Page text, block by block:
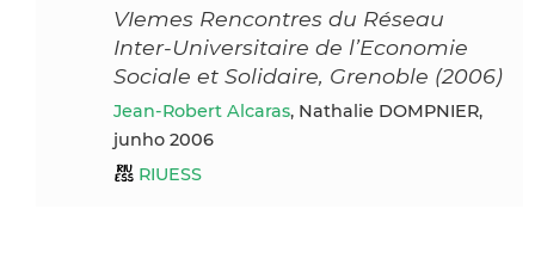
VIemes Rencontres du Réseau
Inter-Universitaire de l’Economie
Sociale et Solidaire, Grenoble (2006)
Jean-Robert Alcaras, Nathalie DOMPNIER,
junho 2006
RIUESS